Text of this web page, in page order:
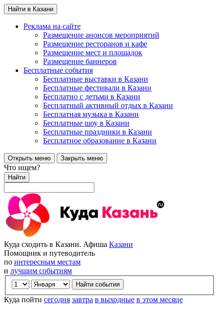
Найти в Казани
Реклама на сайте
Размещение анонсов мероприятий
Размещение ресторанов и кафе
Размещение мест и площадок
Размещение баннеров
Бесплатные события
Бесплатные выставки в Казани
Бесплатные фестивали в Казани
Бесплатно с детьми в Казани
Бесплатный активный отдых в Казани
Бесплатная музыка в Казани
Бесплатные шоу в Казани
Бесплатные праздники в Казани
Бесплатное образование в Казани
Открыть меню Закрыть меню
Что ищем?
Найти
Куда сходить в Казани. Афиша Казани
Помощник и путеводитель
по интересным местам
и лучшим событиям
Куда пойти сегодня завтра в выходные в этом месяце